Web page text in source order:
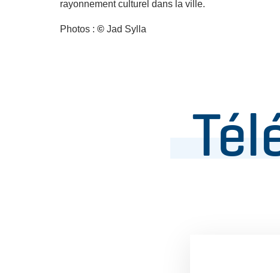
rayonnement culturel dans la ville.
Photos : © Jad Sylla